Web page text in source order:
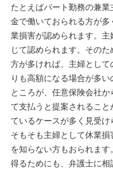
たとえばパート勤務の兼
金で働いておられる方が
業損害が認められます。
じて認められます。その
方が多ければ、主婦とし
りも高額になる場合が多い
ところが、任意保険会社
て支払うと提案されるこ
ているケースが多く見受け
そもそも主婦として休業
を知らない方もおられま
得るためにも、弁護士に相